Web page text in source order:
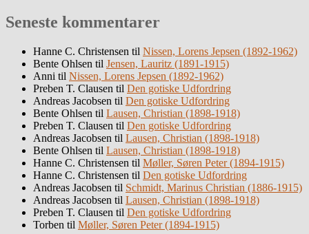
Seneste kommentarer
Hanne C. Christensen til Nissen, Lorens Jepsen (1892-1962)
Bente Ohlsen til Jensen, Lauritz (1891-1915)
Anni til Nissen, Lorens Jepsen (1892-1962)
Preben T. Clausen til Den gotiske Udfordring
Andreas Jacobsen til Den gotiske Udfordring
Bente Ohlsen til Lausen, Christian (1898-1918)
Preben T. Clausen til Den gotiske Udfordring
Andreas Jacobsen til Lausen, Christian (1898-1918)
Bente Ohlsen til Lausen, Christian (1898-1918)
Hanne C. Christensen til Møller, Søren Peter (1894-1915)
Hanne C. Christensen til Den gotiske Udfordring
Andreas Jacobsen til Schmidt, Marinus Christian (1886-1915)
Andreas Jacobsen til Lausen, Christian (1898-1918)
Preben T. Clausen til Den gotiske Udfordring
Torben til Møller, Søren Peter (1894-1915)